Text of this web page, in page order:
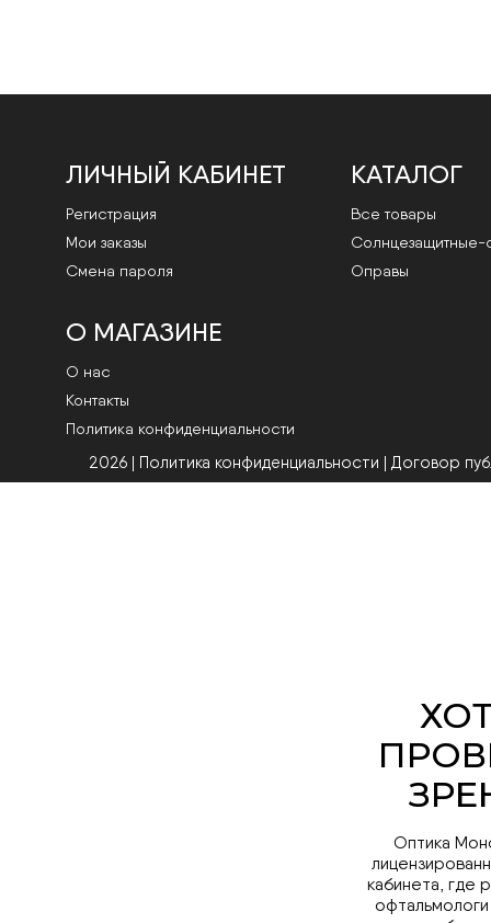
ЛИЧНЫЙ КАБИНЕТ
Регистрация
Мои заказы
Смена пароля
КАТАЛОГ
Все товары
Cолнцезащитные-
Оправы
О МАГАЗИНЕ
О нас
Контакты
Политика конфиденциальности
2026 | Политика конфиденциальности | Договор
Оптика
кабинета, где